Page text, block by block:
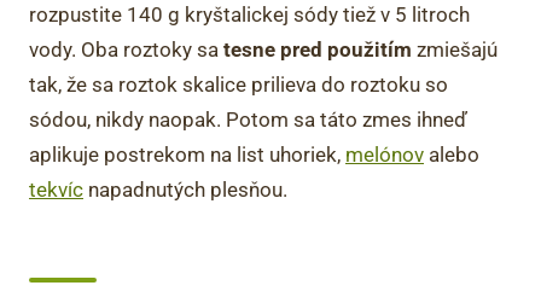
rozpustite 140 g kryštalickej sódy tiež v 5 litroch
vody. Oba roztoky sa tesne pred použitím zmiešajú
tak, že sa roztok skalice prilieva do roztoku so
sódou, nikdy naopak. Potom sa táto zmes ihneď
aplikuje postrekom na list uhoriek, melónov alebo
tekvíc napadnutých plesňou.